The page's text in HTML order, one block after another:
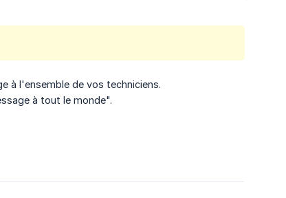
à l'ensemble de vos techniciens.
à tout le monde".